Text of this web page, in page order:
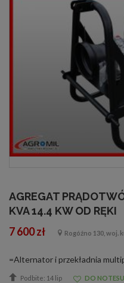
AGREGAT
KVA 14.4 KW OD RĘKI
7 600 zł Rogóźno 130, woj.
Podbite: 14 lip DO NOTESU